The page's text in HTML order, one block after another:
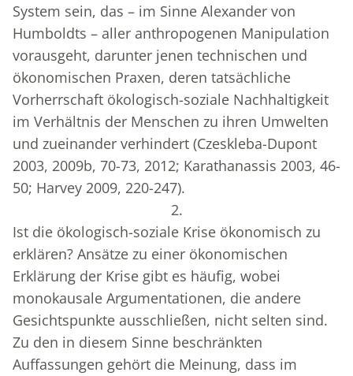
System sein, das – im Sinne Alexander von
Humboldts – aller anthropogenen Manipulation
vorausgeht, darunter jenen technischen und
ökonomischen Praxen, deren tatsächliche
Vorherrschaft ökologisch-soziale Nachhaltigkeit
im Verhältnis der Menschen zu ihren Umwelten
und zueinander verhindert (Czeskleba-Dupont
2003, 2009b, 70-73, 2012; Karathanassis 2003, 46-
50; Harvey 2009, 220-247).
2.
Ist die ökologisch-soziale Krise ökonomisch zu
erklären? Ansätze zu einer ökonomischen
Erklärung der Krise gibt es häufig, wobei
monokausale Argumentationen, die andere
Gesichtspunkte ausschließen, nicht selten sind.
Zu den in diesem Sinne beschränkten
Auffassungen gehört die Meinung, dass im